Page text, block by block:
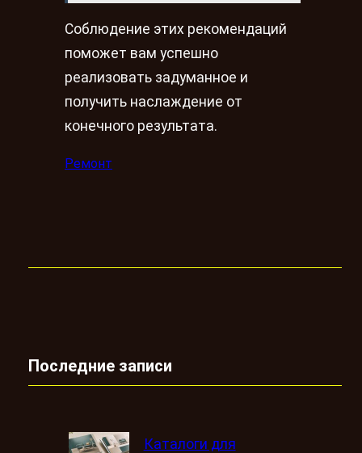
Соблюдение этих рекомендаций
поможет вам успешно
реализовать задуманное и
получить наслаждение от
конечного результата.
Ремонт
Последние записи
Каталоги для